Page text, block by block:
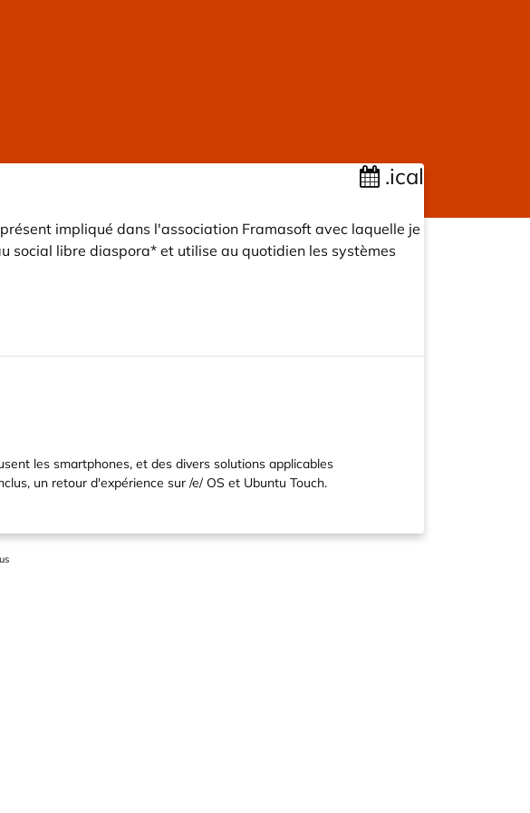
.ical
impliqué dans l'association Framasoft avec laquelle je
social libre diaspora* et utilise au quotidien les systèmes
les smartphones, et des divers solutions applicables
un retour d'expérience sur /e/ OS et Ubuntu Touch.